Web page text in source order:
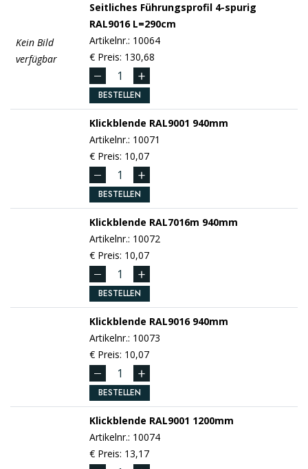
Kein Bild
verfügbar
Seitliches Führungsprofil 4-spurig
RAL9016L=290cm
Artikelnr.: 10064
€ Preis: 130,68
BESTELLEN
Klickblende RAL9001 940mm
Artikelnr.: 10071
€ Preis: 10,07
BESTELLEN
Klickblende RAL7016m 940mm
Artikelnr.: 10072
€ Preis: 10,07
BESTELLEN
Klickblende RAL9016940mm
Artikelnr.: 10073
€ Preis: 10,07
BESTELLEN
Klickblende RAL9001 1200mm
Artikelnr.: 10074
€ Preis: 13,17